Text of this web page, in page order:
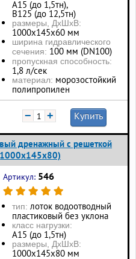
А15 (до 1,5тн),
В125 (до 12,5тн)
размеры, ДхШхВ:
1000х145х60 мм
ширина гидравлического
сечения: 100 мм (DN100)
пропускная способность:
1,8 л/сек
материал: морозостойкий
полипропилен
− + Купить
дренажный с решеткой
Артикул: 546
тип: лоток водоотводный
пластиковый без уклона
класс нагрузки:
А15 (до 1,5тн)
размеры, ДхШхВ:
1000х145х80 мм